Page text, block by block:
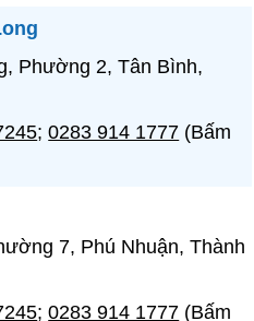
Phường 2, Tân Bình,
;0283 914 1777 (Bấm
7, Phú Nhuận, Thành
;0283 914 1777 (Bấm